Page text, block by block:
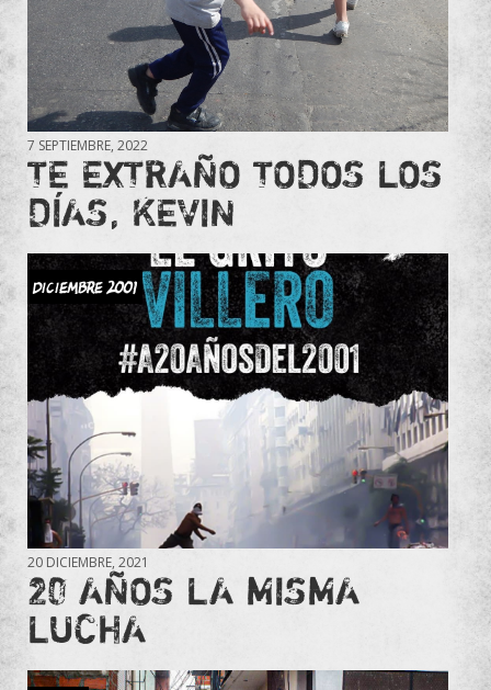
7 SEPTIEMBRE, 2022
TE EXTRAÑO TODOS LOS
DÍAS, KEVIN
DICIEMBRE 2001
20 DICIEMBRE, 2021
20 AÑOS LA MISMA
LUCHA